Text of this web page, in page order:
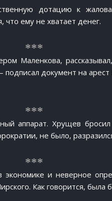
дотацию к
ему не хватает денег.
Маленкова,
документ на
аппарат. Хрущев
не было,
и неверное
Как говорится, была